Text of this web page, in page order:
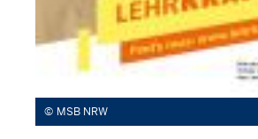
MSB NRW